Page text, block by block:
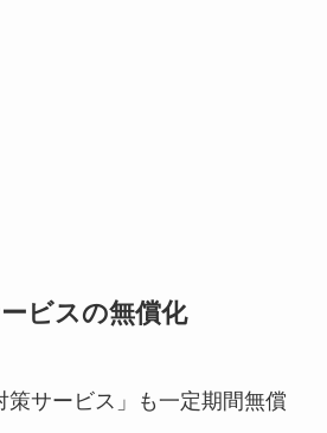
ビスの無償化
策サービス」も一定期間無償